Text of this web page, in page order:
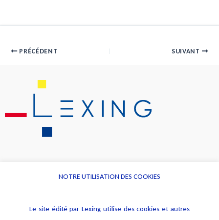
PRÉCÉDENT SUIVANT
Alerte professionnelle
NOTRE UTILISATION DES COOKIES
Le site édité par Lexing utilise des cookies et autres